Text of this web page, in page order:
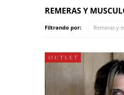
REMERAS Y
Filtrando por: Remeras y